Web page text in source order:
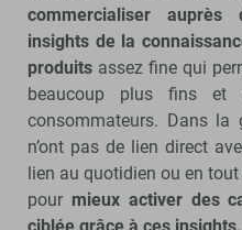
commercialiser
insights de la
produits assez fine qui
beaucoup plus fins
consommateurs. Dans la
n’ont pas de lien direct
lien au quotidien ou en
pour mieux activer des